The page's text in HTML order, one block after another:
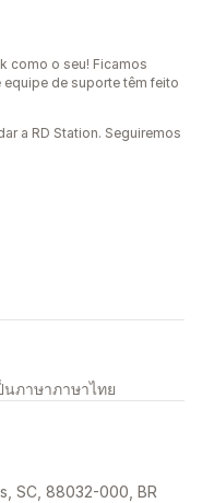
como o seu! Ficamos
de suporte têm feito
a RD Station. Seguiremos
ภาษาภาษาไทย
SC, 88032-000, BR